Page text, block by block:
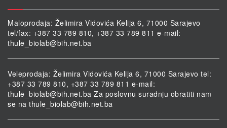
Maloprodaja: Želimira Vidovića Kelija 6, 71000 Sarajevo
tel/fax: +387 33 789 810, +387 33 789 811 e-mail:
thule_biolab@bih.net.ba
Veleprodaja: Želimira Vidovića Kelija 6, 71000 Sarajevo tel:
+387 33 789 810, +387 33 789 811 e-mail:
thule_biolab@bih.net.ba Za poslovnu suradnju obratiti nam
se na thule_biolab@bih.net.ba